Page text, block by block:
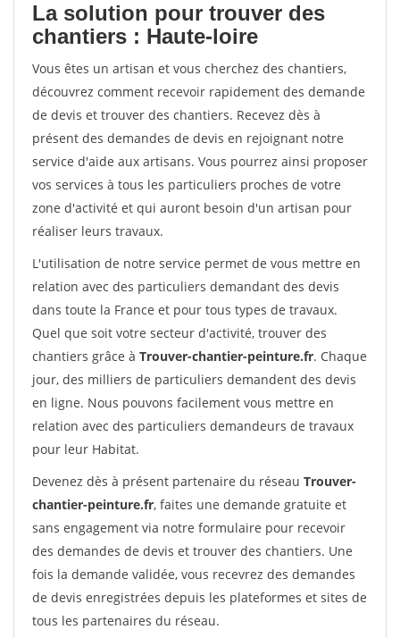
La solution pour trouver des
chantiers : Haute-loire
Vous êtes un artisan et vous cherchez des chantiers,
découvrez comment recevoir rapidement des demande
de devis et trouver des chantiers. Recevez dès à
présent des demandes de devis en rejoignant notre
service d'aide aux artisans. Vous pourrez ainsi proposer
vos services à tous les particuliers proches de votre
zone d'activité et qui auront besoin d'un artisan pour
réaliser leurs travaux.
L'utilisation de notre service permet de vous mettre en
relation avec des particuliers demandant des devis
dans toute la France et pour tous types de travaux.
Quel que soit votre secteur d'activité, trouver des
chantiers grâce à Trouver-chantier-peinture.fr. Chaque
jour, des milliers de particuliers demandent des devis
en ligne. Nous pouvons facilement vous mettre en
relation avec des particuliers demandeurs de travaux
pour leur Habitat.
Devenez dès à présent partenaire du réseau Trouver-
chantier-peinture.fr, faites une demande gratuite et
sans engagement via notre formulaire pour recevoir
des demandes de devis et trouver des chantiers. Une
fois la demande validée, vous recevrez des demandes
de devis enregistrées depuis les plateformes et sites de
tous les partenaires du réseau.